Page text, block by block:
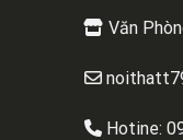
Văn
Hotine: